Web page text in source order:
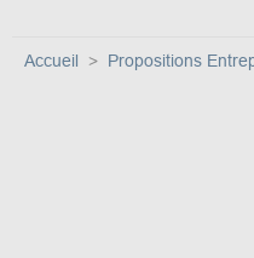
Accueil Propositions